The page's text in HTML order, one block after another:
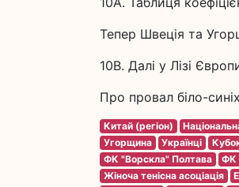
Тепер Швеція та
10B. Далі у Лізі
Про провал біло-
Китай (регіон)
Угорщина
Українці
ФК "Ворскла" Полтава
ФК
Жіноча тенісна асоціація